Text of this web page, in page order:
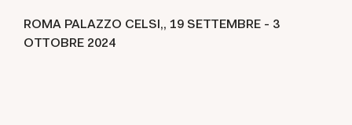
ROMA PALAZZO CELSI,, 19 SETTEMBRE - 3
OTTOBRE 2024